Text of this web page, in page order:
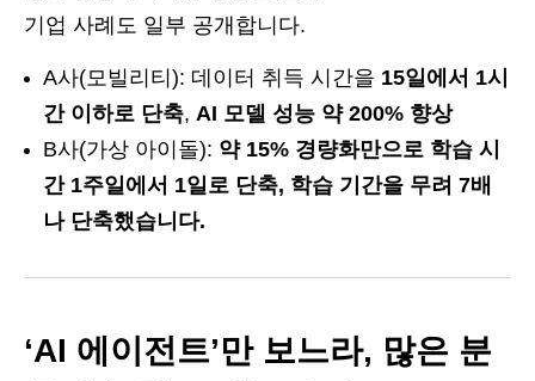
기업 사례도 일부 공개합니다.
A사(모빌리티): 데이터 취득 시간을 15일에서 1시
간 이하로 단축, AI 모델 성능 약 200% 향상
B사(가상 아이돌): 약 15% 경량화만으로 학습 시
간 1주일에서 1일로 단축, 학습 기간을 무려 7배
나 단축했습니다.
‘AI 에이전트’만 보느라, 많은 분